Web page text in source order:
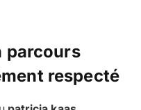
parcours
respecté